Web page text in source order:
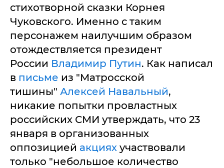
стихотворной сказки Корнея
Чуковского. Именно с таким
персонажем наилучшим образом
отождествляется президент
России Владимир Путин. Как написал
в письме из "Матросской
тишины" Алексей Навальный,
никакие попытки провластных
российских СМИ утверждать, что 23
января в организованных
оппозицией акциях участвовали
только "небольшое количество